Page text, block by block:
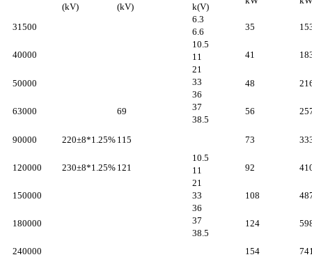
(kV)
(kV)
k(V)
31500
6.3
6.6
10.5
11
21
33
36
37
38.5
35
40000 41
50000 48
63000 69 56
90000 220±8*1.25% 115
10.5
11
21
33
36
37
38.5
73
120000 230±8*1.25% 121 92
150000 108
180000 124
240000 154